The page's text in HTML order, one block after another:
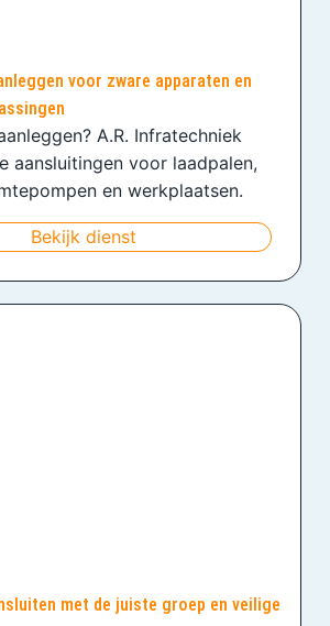
voor zware apparaten en
A.R. Infratechniek
aansluitingen voor laadpalen,
en werkplaatsen.
Bekijk dienst
met de juiste groep en veilige